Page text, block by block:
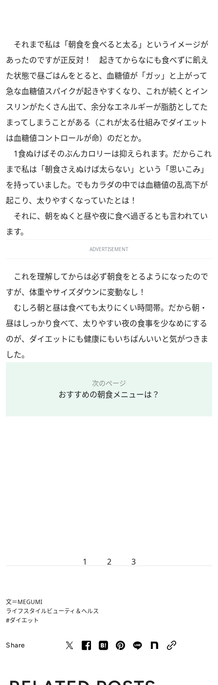
それまで私は「朝食を食べると太る」というイメージが
あったのですが正反対！ 起きてからなにも食べずに飢え
た状態で昼ごはんをとると、血糖値が「ガッ」と上がって
急な血糖値スパイクが起きやすくなり、これが続くとイン
スリンがたくさん出て、余分なエネルギーが脂肪としてた
まってしまうことがある（これが太る仕組みでダイエット
は血糖値コントロールが命）のだとか。
1食ぬけばそのぶんカロリーは抑えられます。だからこれ
まで私は「朝食さえぬけば太らない」という「思いこみ」
を持っていました。でもカラダの中では血糖値の乱高下が
起こり、太りやすくなっていたとは！
それに、朝をぬくと昼や夜に食べ過ぎるとも言われてい
ます。
ADVERTISEMENT
これを理解してからは必ず朝食をとるようになったので
すが、体重やサイズダウンに変動なし！
むしろ朝と昼は食べても太りにくい時間帯。だから朝・
昼はしっかり食べて、太りやすい夜の食事を少なめにする
のが、ダイエットにも健康にもいちばんいいと気がつきま
した。
次のページ
おすすめの朝食メニューは？
1 2 3
文＝MEGUMI
ライフスタイルビューティ＆ヘルス
#ダイエット
Share